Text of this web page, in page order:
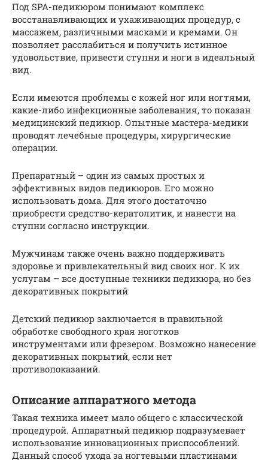
Под SPA-педикюром понимают комплекс
восстанавливающих и ухаживающих процедур, с
массажем, различными масками и кремами. Он
позволяет расслабиться и получить истинное
удовольствие, привести ступни и ноги в идеальный
вид.
Если имеются проблемы с кожей ног или ногтями,
какие-либо инфекционные заболевания, то показан
медицинский педикюр. Опытные мастера-медики
проводят лечебные процедуры, хирургические
операции.
Препаратный – один из самых простых и
эффективных видов педикюров. Его можно
использовать дома. Для этого достаточно
приобрести средство-кератолитик, и нанести на
ступни согласно инструкции.
Мужчинам также очень важно поддерживать
здоровье и привлекательный вид своих ног. К их
услугам – все доступные техники педикюра, но без
декоративных покрытий
Детский педикюр заключается в правильной
обработке свободного края ноготков
инструментами или фрезером. Возможно нанесение
декоративных покрытий, если нет
противопоказаний.
Описание аппаратного метода
Такая техника имеет мало общего с классической
процедурой. Аппаратный педикюр подразумевает
использование инновационных приспособлений.
Данный способ ухода за ногтевыми пластинами